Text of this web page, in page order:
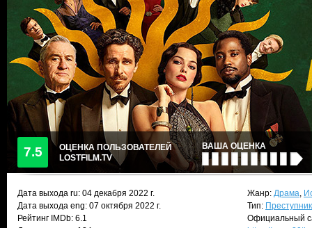
7.5
ОЦЕНКА ПОЛЬЗОВАТЕЛЕЙ
LOSTFILM.TV
ВАША ОЦЕНКА
Дата выхода ru: 04 декабря 2022 г.
Дата выхода eng: 07 октября 2022 г.
Рейтинг IMDb: 6.1
Жанр: Драма,
Тип:
Официальный